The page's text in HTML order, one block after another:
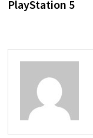
PlayStation 5